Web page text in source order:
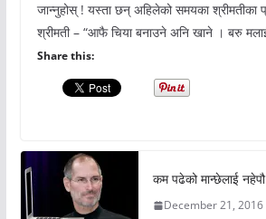
जान्नुहोस् ! यस्ता छन् अहिलेको समयका
श्रीमती – “आफै चिया बनाउने अनि खाने । बरु
Share this:
कम पढेको मान्छेलाई नहेपौ
December 21, 2016